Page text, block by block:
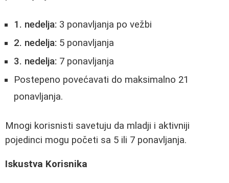
1. nedelja: 3 ponavljanja po vežbi
2. nedelja: 5 ponavljanja
3. nedelja: 7 ponavljanja
Postepeno povećavati do maksimalno 21
ponavljanja.
Mnogi korisnisti savetuju da mladji i aktivniji
pojedinci mogu početi sa 5 ili 7 ponavljanja.
Iskustva Korisnika